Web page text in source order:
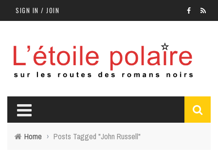
SIGN IN / JOIN
Home › Posts Tagged "John Russell"